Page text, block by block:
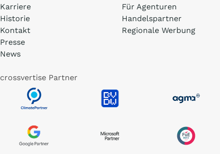
Karriere
Historie
Kontakt
Presse
News
Für Agenturen
Handelspartner
Regionale Werbung
crossvertise Partner